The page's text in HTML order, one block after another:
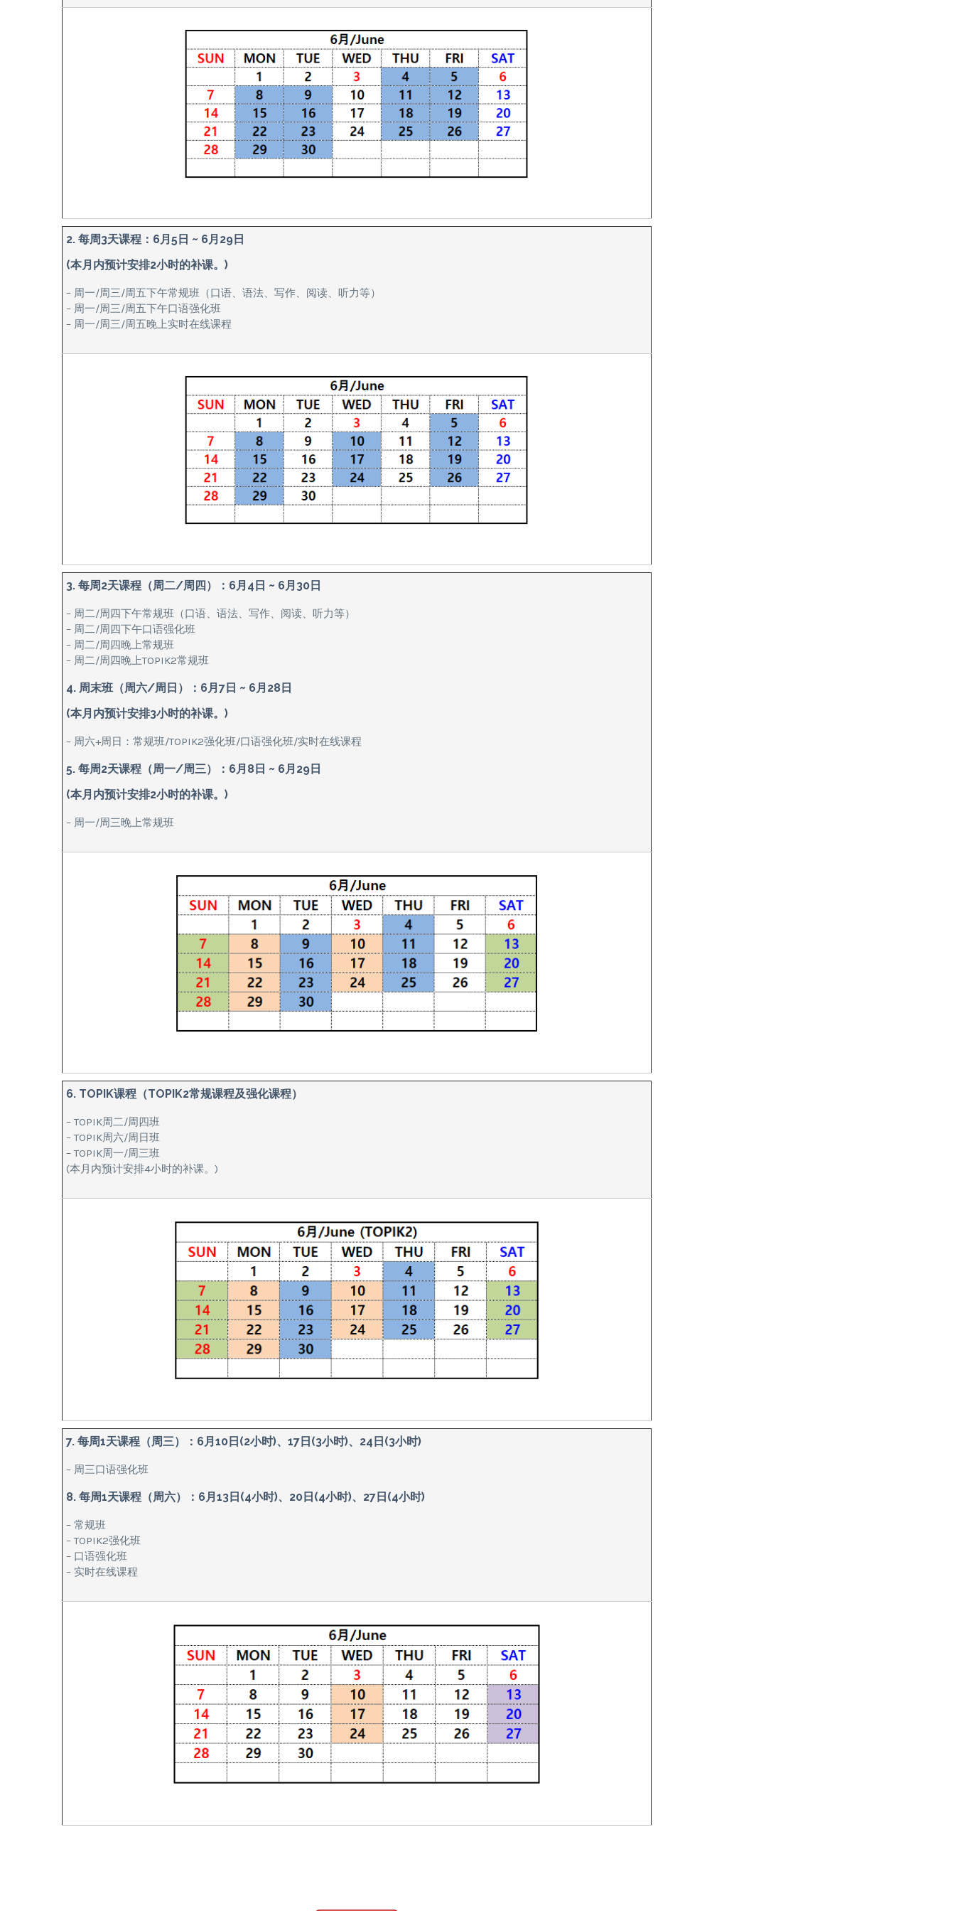
2. 每周3天课程：6月5日 ~ 6月29日
(本月内预计安排2小时的补课。)
– 周一/周三/周五下午常规班（口语、语法、写作、阅读、听力等）
– 周一/周三/周五下午口语强化班
– 周一/周三/周五晚上实时在线课程
3. 每周2天课程（周二/周四）：6月4日 ~ 6月30日
– 周二/周四下午常规班（口语、语法、写作、阅读、听力等）
– 周二/周四下午口语强化班
– 周二/周四晚上常规班
– 周二/周四晚上TOPIK2常规班
4. 周末班（周六/周日）：6月7日 ~ 6月28日
(本月内预计安排3小时的补课。)
– 周六+周日：常规班/TOPIK2强化班/口语强化班/实时在线课程
5. 每周2天课程（周一/周三）：6月8日 ~ 6月29日
(本月内预计安排2小时的补课。)
– 周一/周三晚上常规班
6. TOPIK课程（TOPIK2常规课程及强化课程）
– TOPIK周二/周四班
– TOPIK周六/周日班
– TOPIK周一/周三班
(本月内预计安排4小时的补课。)
7. 每周1天课程（周三）：6月10日(2小时)、17日(3小时)、24日(3小时)
– 周三口语强化班
8. 每周1天课程（周六）：6月13日(4小时)、20日(4小时)、27日(4小时)
– 常规班
– TOPIK2强化班
– 口语强化班
– 实时在线课程